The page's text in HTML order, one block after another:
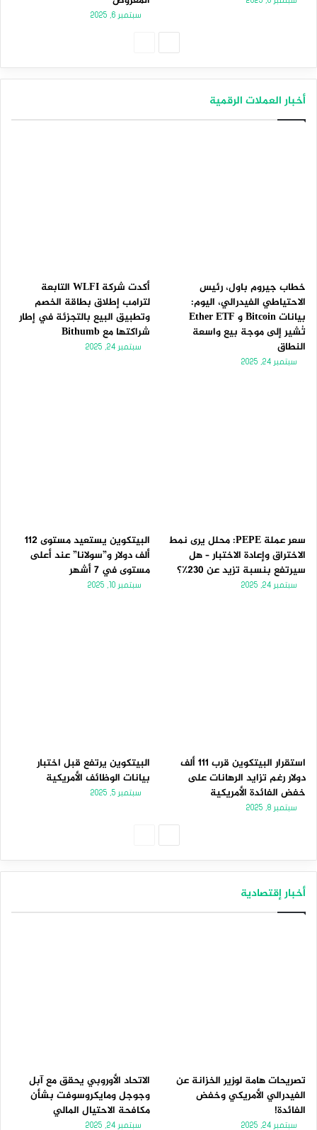
سبتمبر 6, 2025
أخبار العملات الرقمية
خطاب جيروم باول، رئيس
الاحتياطي الفيدرالي، اليوم:
بيانات Bitcoin و Ether ETF
تُشير إلى موجة بيع واسعة
النطاق
سبتمبر 24, 2025
أكدت شركة WLFI التابعة
لترامب إطلاق بطاقة الخصم
وتطبيق البيع بالتجزئة في إطار
شراكتها مع Bithumb
سبتمبر 24, 2025
سعر عملة PEPE: محلل يرى نمط
الاختراق وإعادة الاختبار – هل
سيرتفع بنسبة تزيد عن 230٪؟
سبتمبر 24, 2025
البيتكوين يستعيد مستوى 112
ألف دولار و”سولانا” عند أعلى
مستوى في 7 أشهر
سبتمبر 10, 2025
استقرار البيتكوين قرب 111 ألف
دولار رغم تزايد الرهانات على
خفض الفائدة الأمريكية
سبتمبر 8, 2025
البيتكوين يرتفع قبل اختبار
بيانات الوظائف الأمريكية
سبتمبر 5, 2025
أخبار إقتصادية
تصريحات هامة لوزير الخزانة عن
الفيدرالي الأمريكي وخفض
الفائدة!
سبتمبر 24, 2025
الاتحاد الأوروبي يحقق مع آبل
وجوجل ومايكروسوفت بشأن
مكافحة الاحتيال المالي
سبتمبر 24, 2025